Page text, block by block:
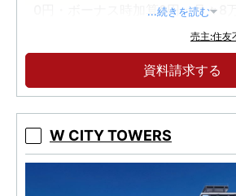
0円・ボーナス時加算0円・月々8
住友不動産と東武鉄道が贈る
の集大成。建物内モデルルームオ
...続きを読む
売主:住友
資料請求する
W CITY TOWERS